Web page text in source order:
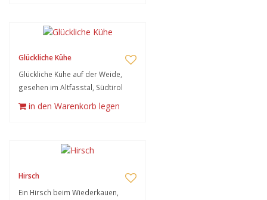
Glückliche Kühe
Glückliche Kühe auf der Weide,
gesehen im Altfasstal, Südtirol
in den Warenkorb legen
Hirsch
Ein Hirsch beim Wiederkauen,